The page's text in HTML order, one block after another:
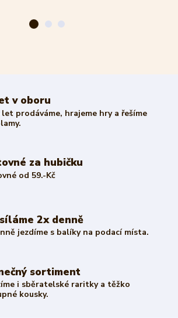
v oboru
let prodáváme, hrajeme hry a řešíme
za hubičku
od 59.-Kč
2x denně
jezdíme s balíky na podací místa.
sortiment
i sběratelské raritky a těžko
kousky.